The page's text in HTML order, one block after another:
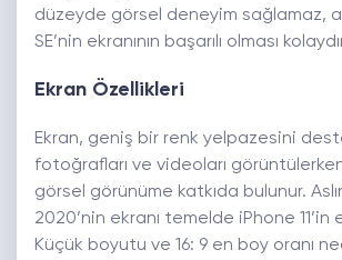
düzeyde görsel deneyim sağlamaz,
SE’nin ekranının başarılı olması
Ekran Özellikleri
Ekran, geniş bir renk yelpazesini
fotoğrafları ve videoları
görsel görünüme katkıda bulunur.
2020’nin ekranı temelde iPhone 11’in
Küçük boyutu ve 16: 9 en boy oranı